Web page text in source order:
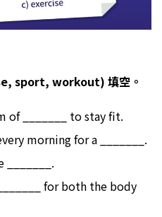
sport, workout) 填空。
of _______ to stay fit.
morning for a _______.
_______.
for both the body